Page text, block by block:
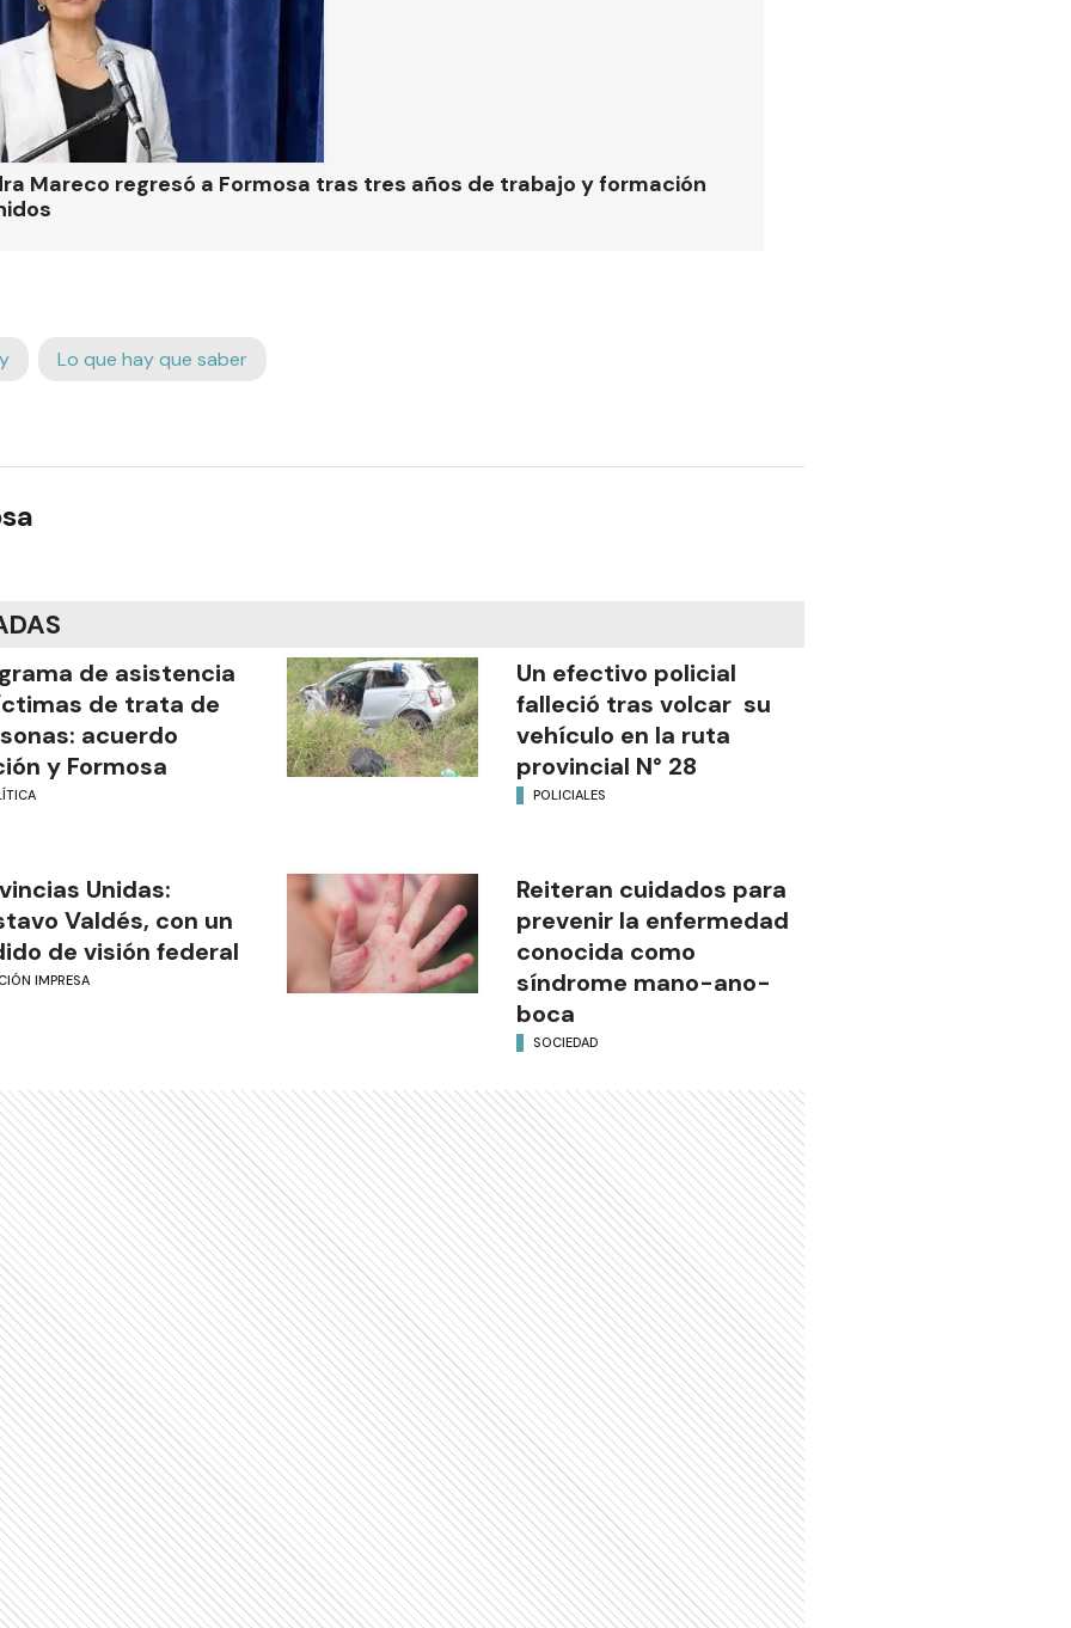
Mareco regresó a Formosa tras tres años de trabajo y formación
Lo que hay que saber
de asistencia
de trata de
acuerdo
y Formosa
Un efectivo policial
falleció tras volcar su
vehículo en la ruta
provincial N° 28
POLICIALES
Unidas:
Valdés, con un
de visión federal
IMPRESA
Reiteran cuidados para
prevenir la enfermedad
conocida como
síndrome mano-ano-
boca
SOCIEDAD